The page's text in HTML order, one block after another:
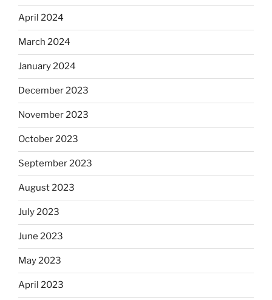
April 2024
March 2024
January 2024
December 2023
November 2023
October 2023
September 2023
August 2023
July 2023
June 2023
May 2023
April 2023